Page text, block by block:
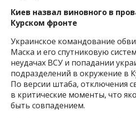
Киев назвал виновного в
Курском фронте
Украинское командование
Маска и его спутниковую
неудачах ВСУ и попадании
подразделений в окружение в
По версии штаба, отключения
в критические моменты, что
быть совпадением.